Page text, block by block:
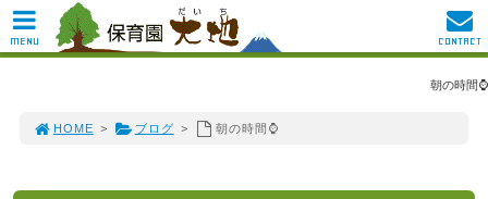
朝の時間⌚
HOME > ブログ > 朝の時間⌚
MENU CONTACT